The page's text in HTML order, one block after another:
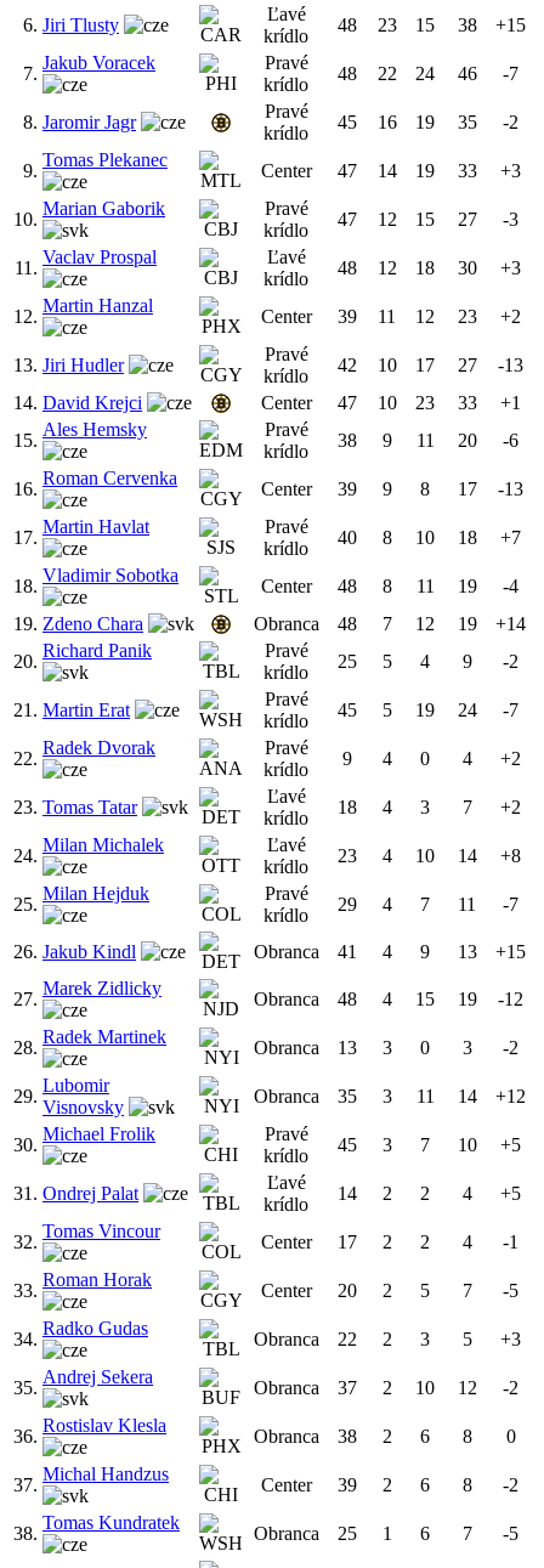
6. Jiri Tlusty
Ľavé
krídlo
48 23 15 38 +15
7.
Jakub Voracek
Pravé
krídlo
48 22 24 46 -7
8. Jaromir Jagr
Pravé
krídlo
45 16 19 35 -2
9.
Tomas Plekanec
Center 47 14 19 33 +3
10.
Marian Gaborik
Pravé
krídlo
47 12 15 27 -3
11.
Vaclav Prospal
Ľavé
krídlo
48 12 18 30 +3
12.
Martin Hanzal
Center 39 11 12 23 +2
13. Jiri Hudler
Pravé
krídlo
42 10 17 27
-13
14. David Krejci Center 47 10 23 33
+1
15.
Ales Hemsky
Pravé
krídlo
38 9 11 20 -6
16.
Roman Cervenka
Center 39 9 8 17 -13
17.
Martin Havlat
Pravé
krídlo
40 8 10 18 +7
18.
Vladimir Sobotka
Center 48 8 11 19
-4
19. Zdeno Chara Obranca 48 7 12 19
+14
20.
Richard Panik
Pravé
krídlo
25 5 4 9 -2
21. Martin Erat
Pravé
krídlo
45 5 19 24 -7
22.
Radek Dvorak
Pravé
krídlo
9 4 0 4 +2
23. Tomas Tatar
Ľavé
krídlo
18 4 3 7 +2
24.
Milan Michalek
Ľavé
krídlo
23 4 10 14 +8
25.
Milan Hejduk
Pravé
krídlo
29 4 7 11 -7
26. Jakub Kindl Obranca 41 4 9 13 +15
27.
Marek Zidlicky
Obranca 48 4 15 19 -12
28.
Radek Martinek
Obranca 13 3 0 3 -2
29.
Lubomir
Visnovsky
Obranca 35 3 11 14 +12
30.
Michael Frolik
Pravé
krídlo
45 3 7 10 +5
31. Ondrej Palat
Ľavé
krídlo
14 2 2 4 +5
32.
Tomas Vincour
Center 17 2 2 4 -1
33.
Roman Horak
Center 20 2 5 7 -5
34.
Radko Gudas
Obranca 22 2 3 5 +3
35.
Andrej Sekera
Obranca 37 2 10 12 -2
36.
Rostislav Klesla
Obranca 38 2 6 8 0
37.
Michal Handzus
Center 39 2 6 8 -2
38.
Tomas Kundratek
Obranca 25 1 6 7 -5